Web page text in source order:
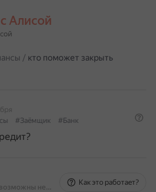
с Алисой
/ кто поможет закрыть
#Заёмщик #Банк
На основе источников, возможны неточности
Как это работает?